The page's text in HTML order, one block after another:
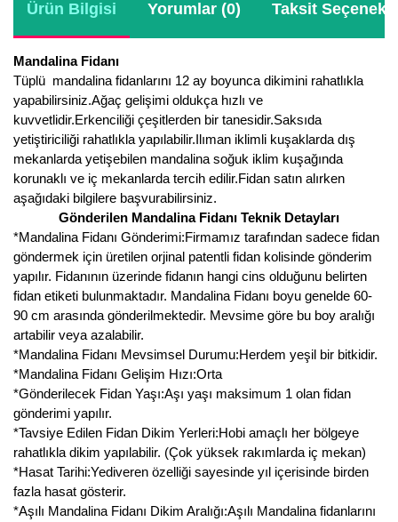
Ürün Bilgisi Yorumlar (0) Taksit
Mandalina Fidanı
Tüplü mandalina fidanlarını 12 ay boyunca dikimini rahatlıkla
yapabilirsiniz.Ağaç gelişimi oldukça hızlı ve
kuvvetlidir.Erkenciliği çeşitlerden bir tanesidir.Saksıda
yetiştiriciliği rahatlıkla yapılabilir.Ilıman iklimli kuşaklarda dış
mekanlarda yetişebilen mandalina soğuk iklim kuşağında
korunaklı ve iç mekanlarda tercih edilir.Fidan satın alırken
aşağıdaki bilgilere başvurabilirsiniz.
Gönderilen Mandalina Fidanı Teknik Detayları
*Mandalina Fidanı Gönderimi:Firmamız tarafından sadece fidan
göndermek için üretilen orjinal patentli fidan kolisinde gönderim
yapılır. Fidanının üzerinde fidanın hangi cins olduğunu belirten
fidan etiketi bulunmaktadır. Mandalina Fidanı boyu genelde 60-
90 cm arasında gönderilmektedir. Mevsime göre bu boy aralığı
artabilir veya azalabilir.
*Mandalina Fidanı Mevsimsel Durumu:Herdem yeşil bir bitkidir.
*Mandalina Fidanı Gelişim Hızı:Orta
*Gönderilecek Fidan Yaşı:Aşı yaşı maksimum 1 olan fidan
gönderimi yapılır.
*Tavsiye Edilen Fidan Dikim Yerleri:Hobi amaçlı her bölgeye
rahatlıkla dikim yapılabilir. (Çok yüksek rakımlarda iç mekan)
*Hasat Tarihi:Yediveren özelliği sayesinde yıl içerisinde birden
fazla hasat gösterir.
*Aşılı Mandalina Fidanı Dikim Aralığı:Aşılı Mandalina fidanlarını
Goji Berry Fidanı
Hünnap Fidanı
İncir Fidanı
Kapari Gebre Otu Fidanı
Kayısı Fidanı
Keçiboynuzu Fidanı
Kestane Fidanı
Kiraz Fidanı
Kivi Fidanı
Kocayemiş Fidanı
Kuşburnu Fidanı
Liçi Fidanı